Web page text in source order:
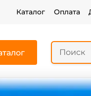
Каталог Оплата